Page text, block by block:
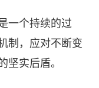
一个持续的过
制，应对不断变
坚实后盾。